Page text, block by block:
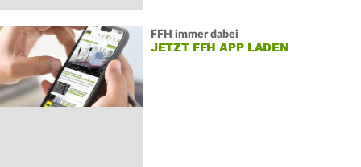
FFH immer dabei
JETZT FFH APP LADEN